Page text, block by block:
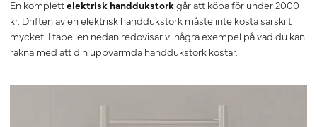
En komplettelektrisk handdukstorkgår att köpa för under 2000
kr. Driften av en elektrisk handdukstork måste inte kosta särskilt
mycket. I tabellen nedan redovisar vi några exempel på vad du kan
räkna med att din uppvärmda handdukstork kostar.